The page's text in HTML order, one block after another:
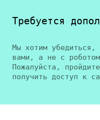
Требуется
Мы хотим
вами, а не с
Пожалуйста,
получить доступ к